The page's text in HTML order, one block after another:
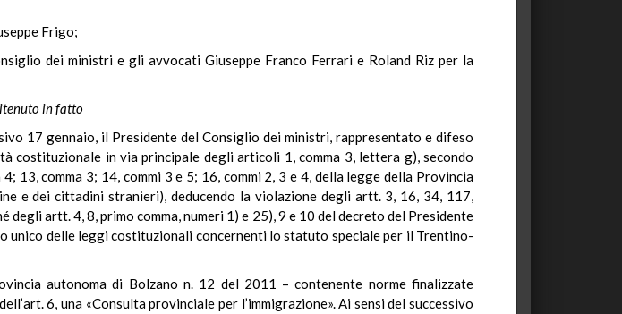
Frigo;
dei ministri e gli avvocati Giuseppe Franco Ferrari e Roland Riz per la
in fatto
17 gennaio, il Presidente del Consiglio dei ministri, rappresentato e difeso
costituzionale in via principale degli articoli 1, comma 3, lettera g), secondo
13, comma 3; 14, commi 3 e 5; 16, commi 2, 3 e 4, della legge della Provincia
e dei cittadini stranieri), deducendo la violazione degli artt. 3, 16, 34, 117,
degli artt. 4, 8, primo comma, numeri 1) e 25), 9 e 10 del decreto del Presidente
unico delle leggi costituzionali concernenti lo statuto speciale per il Trentino-
autonoma di Bolzano n. 12 del 2011 – contenente norme finalizzate
6, una «Consulta provinciale per l’immigrazione». Ai sensi del successivo